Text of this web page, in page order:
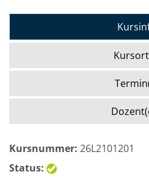
Kursnummer: 26L2101201
Status: